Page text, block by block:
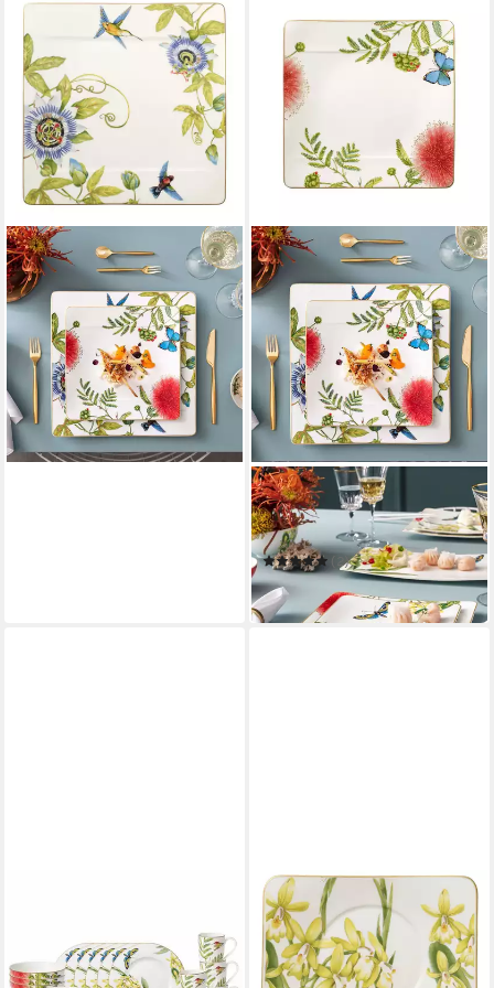
VILLEROY & BOCH SIGNATURE
Platzteller Amazonia
Gourmetteller, 35 x 35 cm
84,70 €
in 2-3 Werktagen bei dir
VILLEROY & BOCH SIGNATURE
Speiseteller Amazonia
Speiseteller, 27 x 27 cm
(2)
52,17 €
in 2-3 Werktagen bei dir